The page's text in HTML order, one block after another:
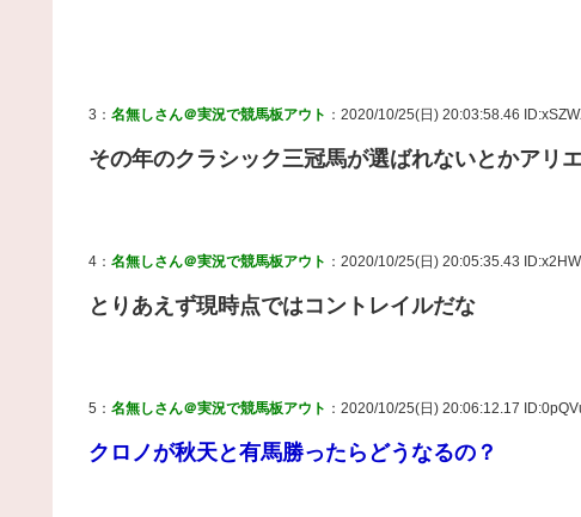
3： 名無しさん＠実況で競馬板アウト ：2020/10/25(日) 20:03:58.46
その年のクラシック三冠馬が選ばれないとかアリ
4： 名無しさん＠実況で競馬板アウト ：2020/10/25(日) 20:05:35.43
とりあえず現時点ではコントレイルだな
5： 名無しさん＠実況で競馬板アウト ：2020/10/25(日) 20:06:12.17
クロノが秋天と有馬勝ったらどうなるの？